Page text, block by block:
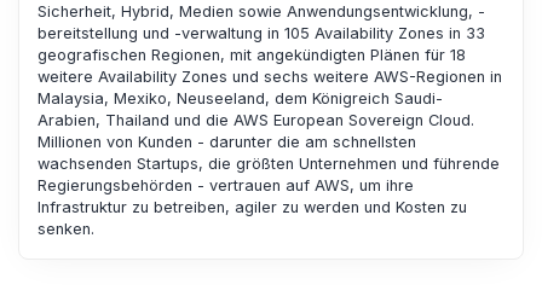
Sicherheit, Hybrid, Medien sowie Anwendungsentwicklung, -
bereitstellung und -verwaltung in 105 Availability Zones in 33
geografischen Regionen, mit angekündigten Plänen für 18
weitere Availability Zones und sechs weitere AWS-Regionen in
Malaysia, Mexiko, Neuseeland, dem Königreich Saudi-
Arabien, Thailand und die AWS European Sovereign Cloud.
Millionen von Kunden - darunter die am schnellsten
wachsenden Startups, die größten Unternehmen und führende
Regierungsbehörden - vertrauen auf AWS, um ihre
Infrastruktur zu betreiben, agiler zu werden und Kosten zu
senken.